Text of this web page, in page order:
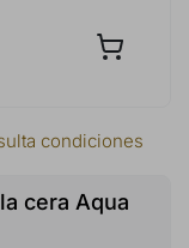
condiciones
cera Aqua